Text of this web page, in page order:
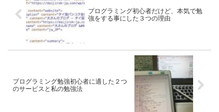
プログラミング初心者だけど、本気で勉
強をする事にした３つの理由
プログラミング勉強初心者に適した２つ
のサービスと私の勉強法